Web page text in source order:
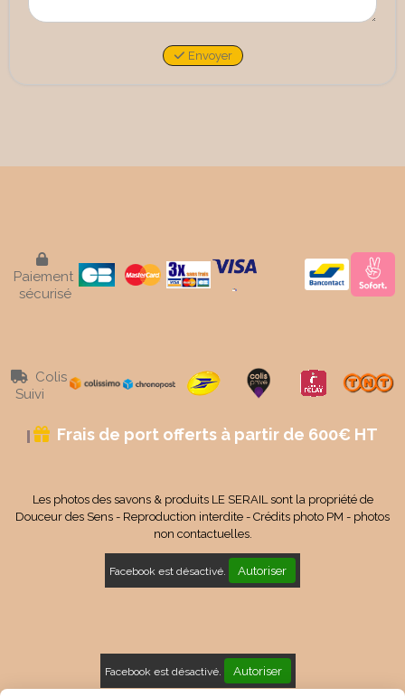
Envoyer

Paiement
sécurisé

Colis
Suivi
 Frais de port offerts à partir de 600€ HT
Les photos des savons & produits LE SERAIL sont la propriété de
Douceur des Sens - Reproduction interdite - Crédits photo PM - photos
non contactuelles.
Facebook est désactivé. Autoriser
Facebook est désactivé. Autoriser